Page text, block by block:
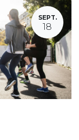
SEPT.
18